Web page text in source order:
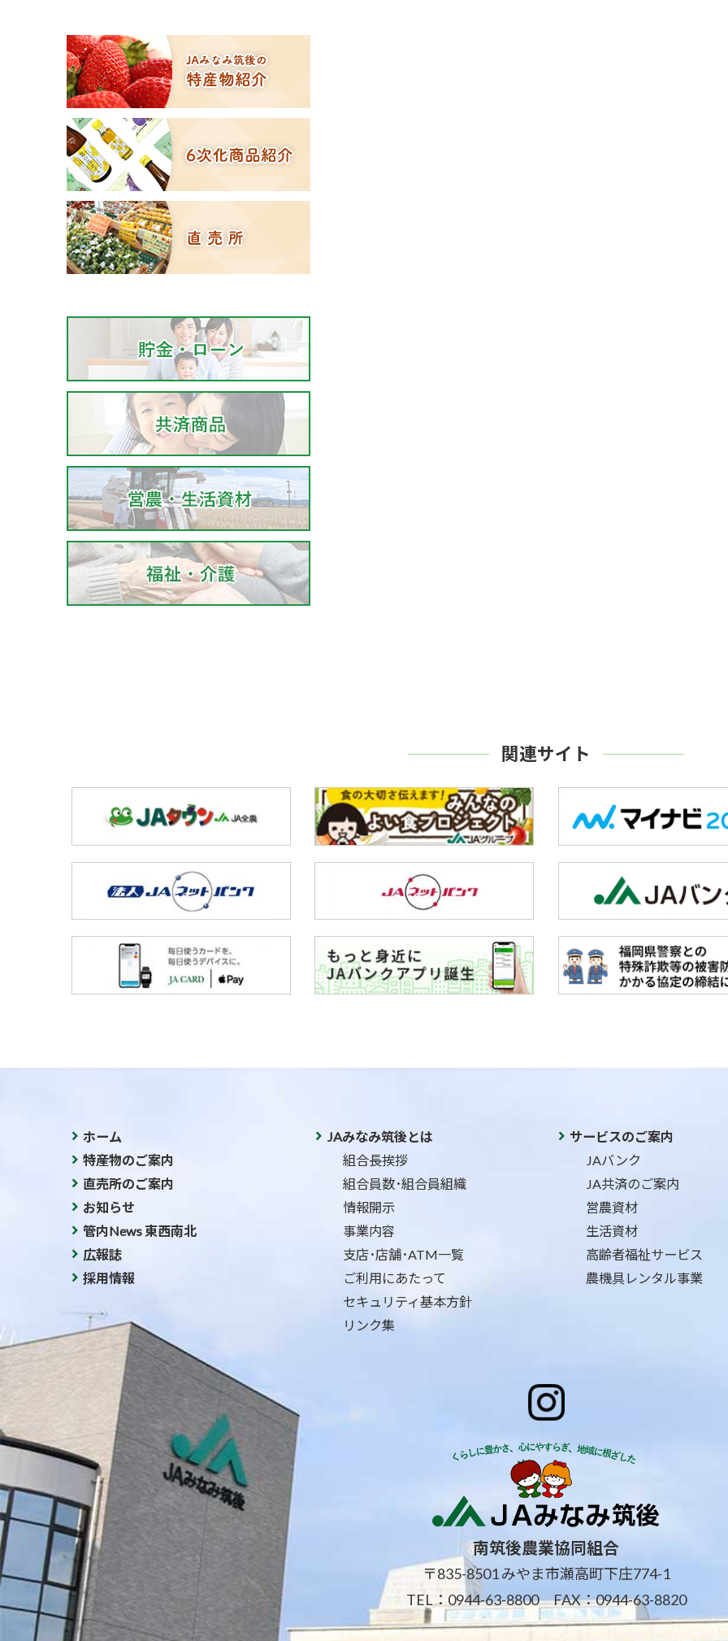
関連サイト
ホーム
特産物のご案内
直売所のご案内
お知らせ
管内News 東西南北
広報誌
採用情報
JAみなみ筑後とは
組合長挨拶
組合員数･組合員組織
情報開示
事業内容
支店･店舗･ATM一覧
ご利用にあたって
セキュリティ基本方針
リンク集
サービスのご案内
JAバンク
JA共済のご案内
営農資材
生活資材
高齢者福祉サービス
農機具レンタル事業
南筑後農業協同組合
〒835-8501 みやま市瀬高町下庄774-1
TEL： 0944-63-8800 FAX：0944-63-8820